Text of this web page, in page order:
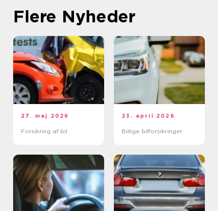
Flere Nyheder
27. maj 2026
Forsikring af bil
23. april 2026
Billige bilforsikringer